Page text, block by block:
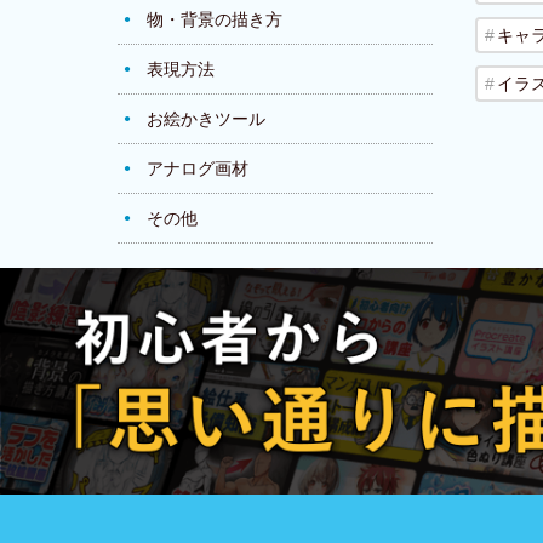
物・背景の描き方
表現方法
お絵かきツール
アナログ画材
その他
キャ
イラ